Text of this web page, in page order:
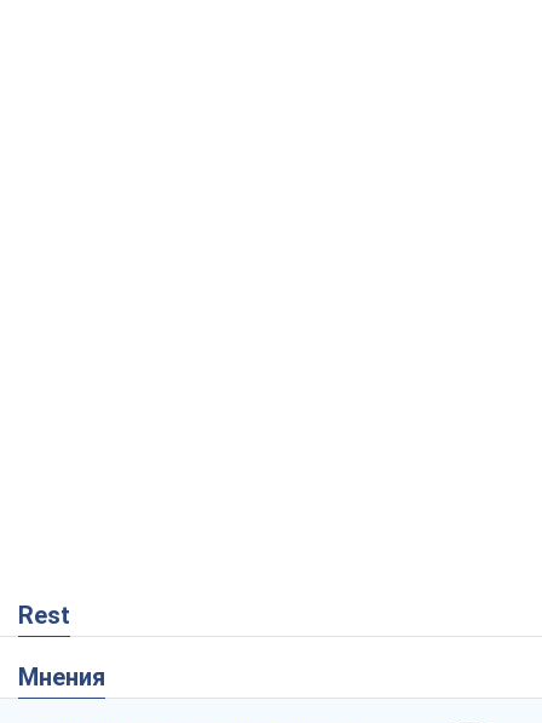
Rest
Мнения